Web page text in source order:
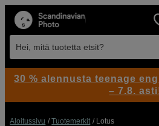
Hei, mitä tuotetta etsit?
Aloitussivu Tuotemerkit Lotus
30 % alennusta teenage
– 7.8.